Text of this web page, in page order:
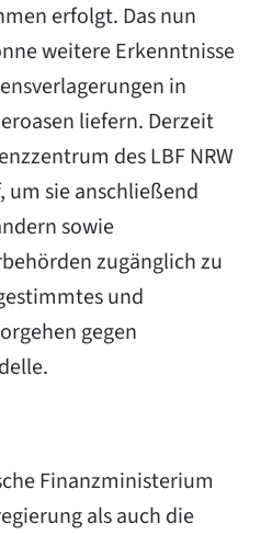
erfolgt. Das nun
weitere Erkenntnisse
in
liefern. Derzeit
des LBF NRW
um sie anschließend
sowie
zugänglich zu
und
gegen
Finanzministerium
als auch die